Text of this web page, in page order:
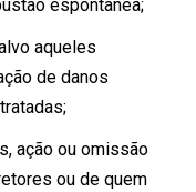
espontânea;
aqueles
de danos
ação ou omissão
ou de quem